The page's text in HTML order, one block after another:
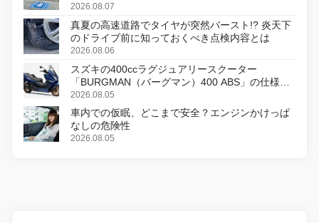
2026.08.07
真夏の高速道路でタイヤが突然バースト!? 炎天下
のドライブ前に知っておくべき点検内容とは
2026.08.06
スズキの400ccラグジュアリースクーター
「BURGMAN（バーグマン）400 ABS」の仕様を
変更し、8月18日に発売
2026.08.05
車内での仮眠、どこまで安全？エンジンかけっぱ
なしの危険性
2026.08.05